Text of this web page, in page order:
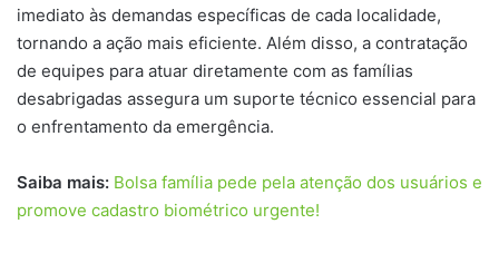
imediato às demandas específicas de cada localidade,
tornando a ação mais eficiente. Além disso, a contratação
de equipes para atuar diretamente com as famílias
desabrigadas assegura um suporte técnico essencial para
o enfrentamento da emergência.
Saiba mais: Bolsa família pede pela atenção dos usuários e
promove cadastro biométrico urgente!